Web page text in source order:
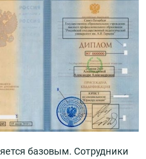
базовым. Сотрудники